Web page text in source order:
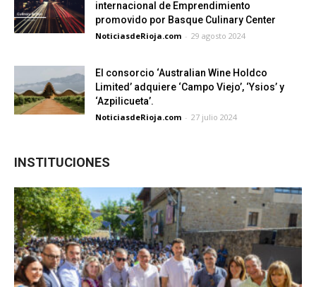
internacional de Emprendimiento
promovido por Basque Culinary Center
NoticiasdeRioja.com - 29 agosto 2024
El consorcio ‘Australian Wine Holdco
Limited’ adquiere ‘Campo Viejo’, ‘Ysios’ y
‘Azpilicueta’.
NoticiasdeRioja.com - 27 julio 2024
INSTITUCIONES